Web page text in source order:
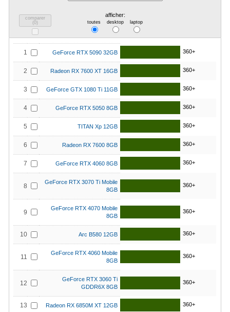
comparer
(0)
afficher:
toutes desktop laptop
1 GeForce RTX 5090 32GB 360+
2 Radeon RX 7600 XT 16GB 360+
3 GeForce GTX 1080 Ti 11GB 360+
4 GeForce RTX 5050 8GB 360+
5 TITAN Xp 12GB 360+
6 Radeon RX 7600 8GB 360+
7 GeForce RTX 4060 8GB 360+
8
GeForce RTX 3070 Ti Mobile
8GB
360+
9
GeForce RTX 4070 Mobile
8GB
360+
10 Arc B580 12GB 360+
11
GeForce RTX 4060 Mobile
8GB
360+
12
GeForce RTX 3060 Ti
GDDR6X 8GB
360+
13 Radeon RX 6850M XT 12GB 360+